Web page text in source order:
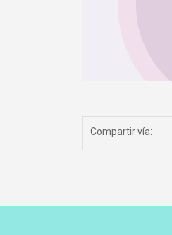
Compartir vía: